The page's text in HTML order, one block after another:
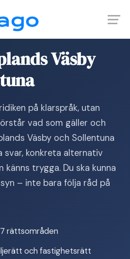
Väsby
på klarspråk, utan
vad som gäller och
Väsby och Sollentuna
konkreta alternativ
trygga. Du ska kunna
– inte bara följa råd på
rättsområden
och fastighetsrätt